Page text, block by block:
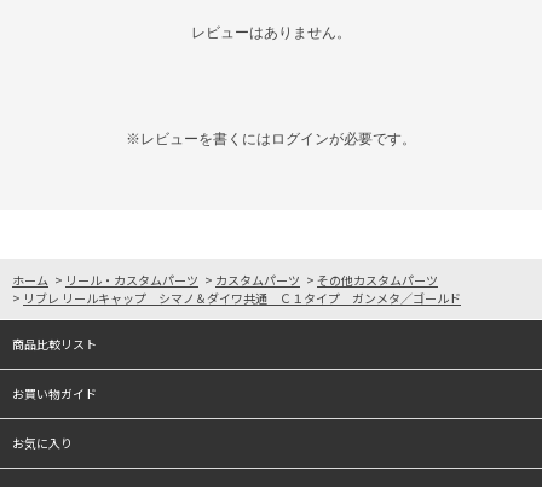
レビューはありません。
※レビューを書くには ログインが必要です。
ホーム > リール・カスタムパーツ > カスタムパーツ > その他カスタムパーツ
> リブレ リールキャップ シマノ＆ダイワ共通 Ｃ１タイプ ガンメタ／ゴールド
商品比較リスト
お買い物ガイド
お気に入り